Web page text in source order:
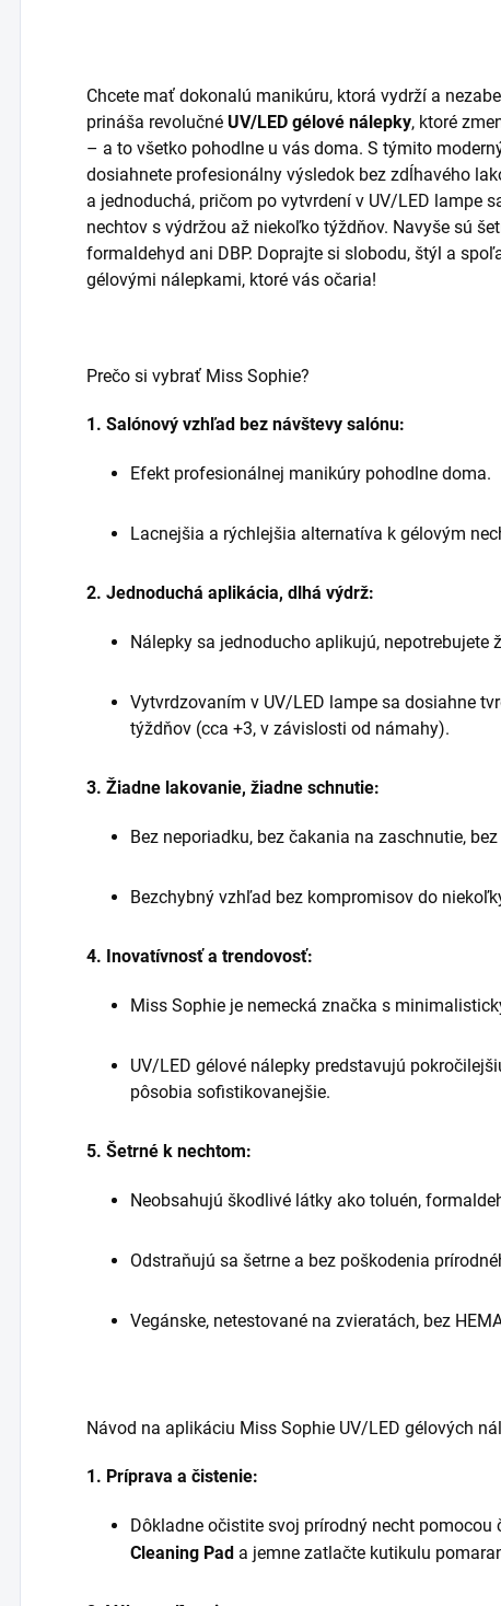
Chcete mať dokonalú manikúru, ktorá vydrží a
prináša revolučné UV/LED gélové nálepky, ktoré
– a to všetko pohodlne u vás doma. S týmito
dosiahnete profesionálny výsledok bez zdĺhavého
a jednoduchá, pričom po vytvrdení v UV/LED lampe
nechtov s výdržou až niekoľko týždňov. Navyše sú
formaldehyd ani DBP. Doprajte si slobodu, štýl a
gélovými nálepkami, ktoré vás očaria!
Prečo si vybrať Miss Sophie?
1. Salónový vzhľad bez návštevy salónu:
Efekt profesionálnej manikúry pohodlne doma.
Lacnejšia a rýchlejšia alternatíva k gélovým
2. Jednoduchá aplikácia, dlhá výdrž:
Nálepky sa jednoducho aplikujú, nepotrebujete
Vytvrdzovaním v UV/LED lampe sa dosiahne
týždňov (cca +3, v závislosti od námahy).
3. Žiadne lakovanie, žiadne schnutie:
Bez neporiadku, bez čakania na zaschnutie,
Bezchybný vzhľad bez kompromisov do
4. Inovatívnosť a trendovosť:
Miss Sophie je nemecká značka s
UV/LED gélové nálepky predstavujú
pôsobia sofistikovanejšie.
5. Šetrné k nechtom:
Neobsahujú škodlivé látky ako toluén,
Odstraňujú sa šetrne a bez poškodenia
Vegánske, netestované na zvieratách, bez
Návod na aplikáciu Miss Sophie UV/LED gélových
1. Príprava a čistenie:
Dôkladne očistite svoj prírodný necht pomocou
Cleaning Pad a jemne zatlačte kutikulu